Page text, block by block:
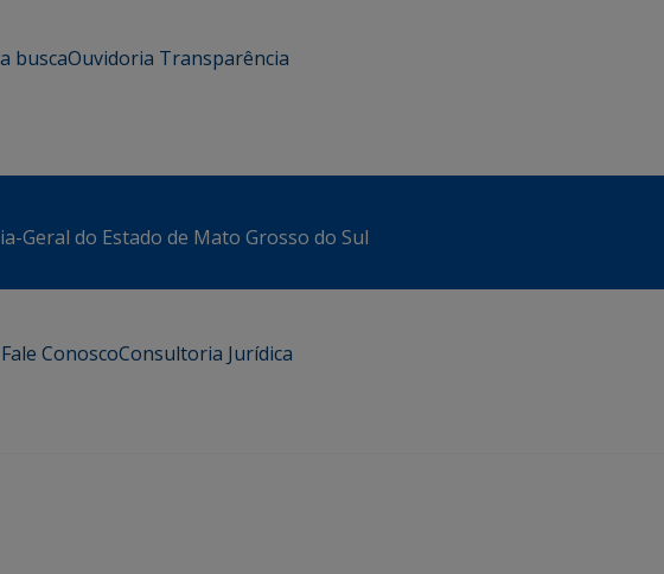
buscaOuvidoria Transparência
Geral do Estado de Mato Grosso do Sul
Fale ConoscoConsultoria Jurídica